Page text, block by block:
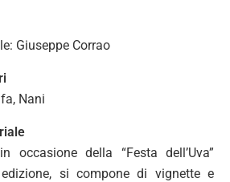
Giuseppe Corrao
Nani
occasione della “Festa dell’Uva”
si compone di vignette e